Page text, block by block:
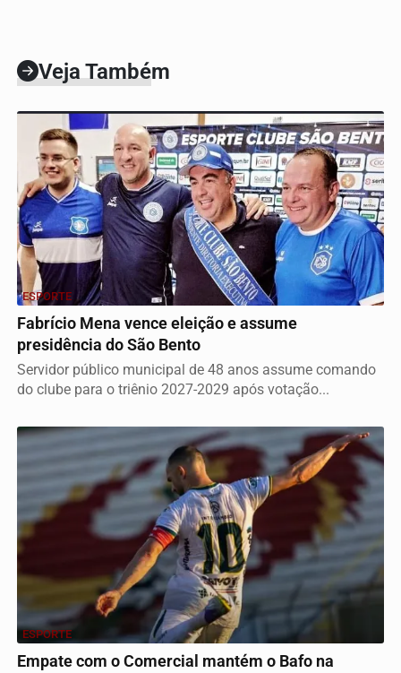
Veja Também
ESPORTE
Fabrício Mena vence eleição e assume
presidência do São Bento
Servidor público municipal de 48 anos assume comando
do clube para o triênio 2027-2029 após votação...
ESPORTE
Empate com o Comercial mantém o Bafo na